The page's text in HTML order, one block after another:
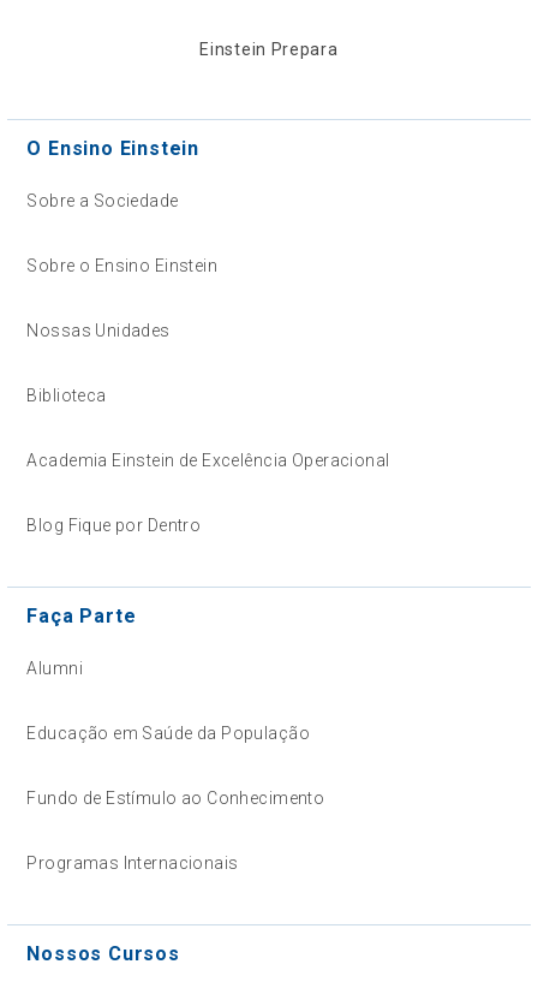
Einstein Prepara
O Ensino Einstein
Sobre a Sociedade
Sobre o Ensino Einstein
Nossas Unidades
Biblioteca
Academia Einstein de Excelência Operacional
Blog Fique por Dentro
Faça Parte
Alumni
Educação em Saúde da População
Fundo de Estímulo ao Conhecimento
Programas Internacionais
Nossos Cursos